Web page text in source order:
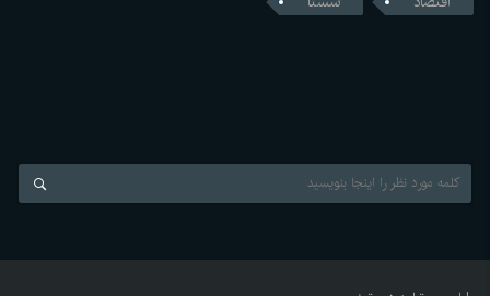
رونمایی چین از نخستین استاندارد اجباری ایمنی خودروهای
۱۴۰۵/۵/۱۶